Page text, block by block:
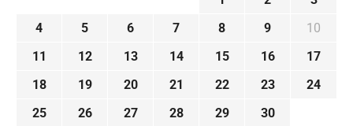
4
5 6 7 8 9
10
11
12 13 14 15 16
17
18
19 20 21 22 23
24
25
26 27 28 29
30